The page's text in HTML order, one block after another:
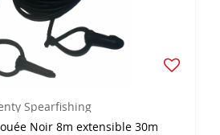
Spearfishing
Noir 8m extensible 30m